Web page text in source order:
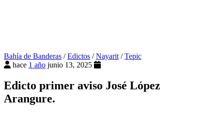
Bahía de Banderas /Edictos /Nayarit/Tepic
hace 1 año junio 13, 2025
Edicto primer aviso José López
Arangure.